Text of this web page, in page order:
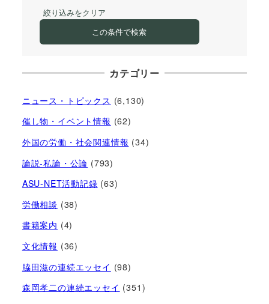
絞り込みをクリア
この条件で検索
カテゴリー
ニュース・トピックス (6,130)
催し物・イベント情報 (62)
外国の労働・社会関連情報 (34)
論説-私論・公論 (793)
ASU-NET活動記録 (63)
労働相談 (38)
書籍案内 (4)
文化情報 (36)
脇田滋の連続エッセイ (98)
森岡孝二の連続エッセイ (351)